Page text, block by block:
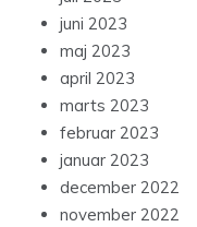
juni 2023
maj 2023
april 2023
marts 2023
februar 2023
januar 2023
december 2022
november 2022